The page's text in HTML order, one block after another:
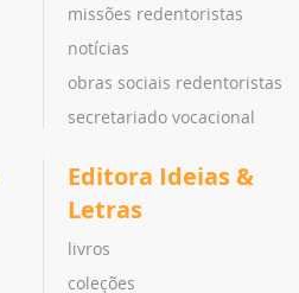
missões redentoristas
notícias
obras sociais redentoristas
secretariado vocacional
Editora Ideias &
Letras
livros
coleções